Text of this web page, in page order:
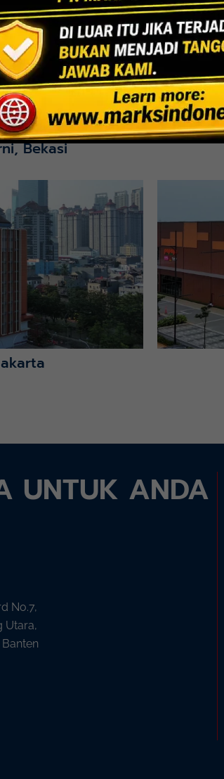
Bekasi
Lihat
UNTUK ANDA
No.7,
Utara,